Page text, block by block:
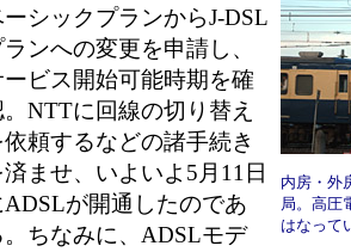
内房・外
局。高圧
はなって
ーシックプランからJ-DSL
ランへの変更を申請し、
ービス開始可能時期を確
NTTに回線の切り替え
依頼するなどの諸手続き
済ませ、いよいよ5月11日
ADSLが開通したのであ
。ちなみに、ADSLモデ